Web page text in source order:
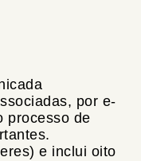
por e-
processo de
e inclui oito